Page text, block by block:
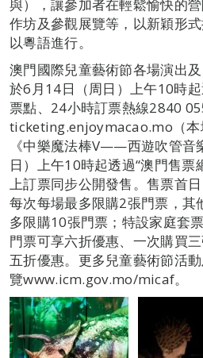
與），讓參加者在輕鬆愉快的
作坊及參觀展覽等，以新穎形
以粵語進行。
澳門國際兒童藝術節各場演出
於6月14日（周日）上午10時
票點、24小時訂票熱線2840
ticketing.enjoymacao.mo（本
《中樂魔法棒V——西遊吹管音
日）上午10時起透過“澳門售票
上訂票同步公開發售。售票首
每次每場最多限購2張門票，其
多限購10張門票；特設家庭套
門票可享六折優惠、一次購買
五折優惠。更多兒童藝術節活
覽www.icm.gov.mo/micaf。